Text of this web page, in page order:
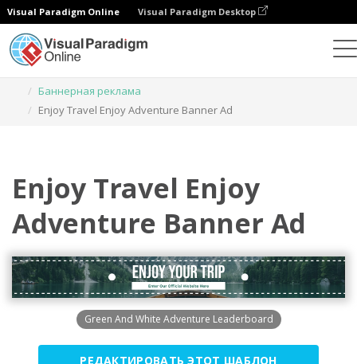
Visual Paradigm Online Visual Paradigm Desktop
Баннерная реклама
Enjoy Travel Enjoy Adventure Banner Ad
Enjoy Travel Enjoy
Adventure Banner Ad
Green And White Adventure Leaderboard
РЕДАКТИРОВАТЬ ЭТОТ ШАБЛОН